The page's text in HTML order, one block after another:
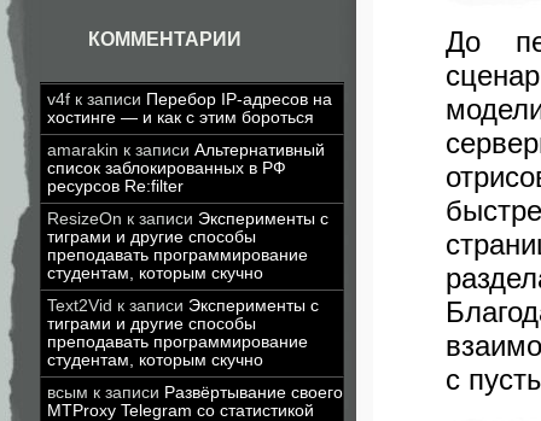
КОММЕНТАРИИ
v4f к записи Перебор IP-адресов на
хостинге — и как с этим бороться
amarakin к записи Альтернативный
список заблокированных в РФ
ресурсов Re:filter
ResizeOn к записи Эксперименты с
тиграми и другие способы
преподавать программирование
студентам, которым скучно
Text2Vid к записи Эксперименты с
тиграми и другие способы
преподавать программирование
студентам, которым скучно
всым к записи Развёртывание своего
MTProxy Telegram со статистикой
До
с